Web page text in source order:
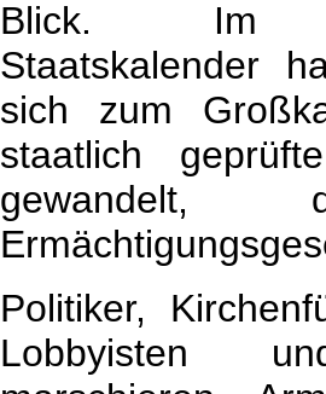
Blick. Im
Staatskalender
sich zum
staatlich
gewandelt,
Politiker,
Lobbyisten